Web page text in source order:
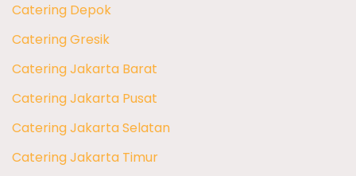
Catering Depok
Catering Gresik
Catering Jakarta Barat
Catering Jakarta Pusat
Catering Jakarta Selatan
Catering Jakarta Timur